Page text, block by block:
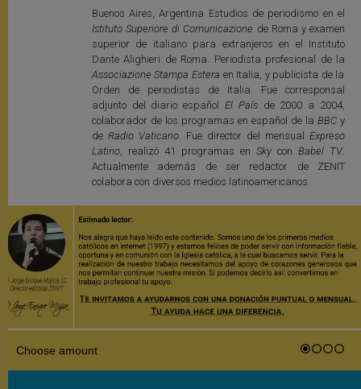
Buenos Aires, Argentina Estudios de periodismo en el
Istituto Superiore di Comunicazione de Roma y examen
superior de italiano para extranjeros en el Instituto
Dante Alighieri de Roma. Periodista profesional de la
Associazione Stampa Estera en Italia, y publicista de la
Orden de periodistas de Italia. Fue corresponsal
adjunto del diario españolEl Paísde 2000 a 2004,
colaborador de los programas en español de la BBCy
de Radio Vaticano. Fue director del mensualExpreso
Latino, realizó 41 programas en Skycon Babel TV.
Actualmente además de ser redactor de ZENIT
colabora con diversos medios latinoamericanos.